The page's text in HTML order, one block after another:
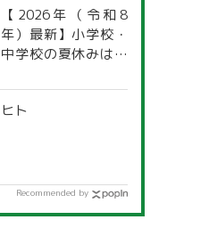
【2026年（令和8
年）最新】小学校・
中学校の夏休みはい
道府県別「夏季休暇
一覧」
ヒト
Recommended by